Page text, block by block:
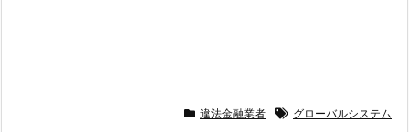
違法金融業者 グローバルシステム